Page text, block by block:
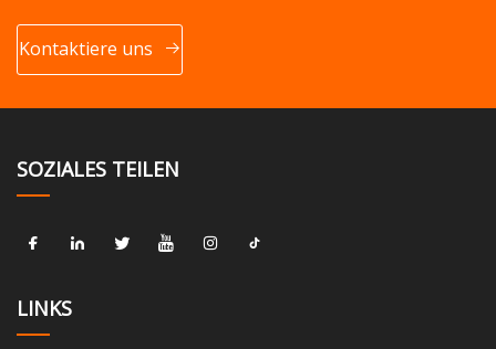
Kontaktiere uns
SOZIALES TEILEN
LINKS